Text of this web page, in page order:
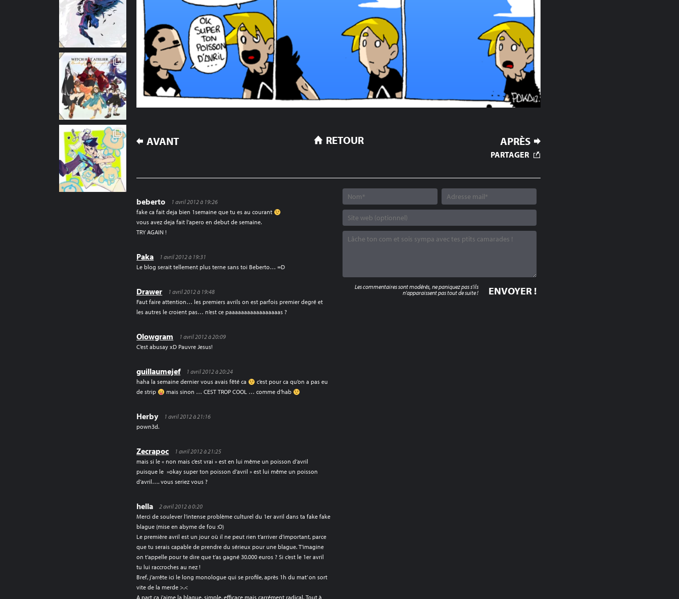
NAVIGATION
AVANT APRÈS
RETOUR
PARTAGER
beberto
1 avril 2012 à 19:26
fake ca fait deja bien 1semaine que tu es au courant
vous avez deja fait l’apero en debut de semaine.
TRY AGAIN !
Paka
1 avril 2012 à 19:31
Le blog serait tellement plus terne sans toi Beberto… =D
Drawer
1 avril 2012 à 19:48
Faut faire attention… les premiers avrils on est parfois premier degré et
les autres le croient pas… n’est ce paaaaaaaaaaaaaaaaas ?
Olowgram
1 avril 2012 à 20:09
C’est abusay xD Pauvre Jesus!
guillaumejef
1 avril 2012 à 20:24
haha la semaine dernier vous avais fêté ca
c’est pour ca qu’on a pas eu
de strip
mais sinon … CEST TROP COOL … comme d’hab
Herby
1 avril 2012 à 21:16
pown3d.
Zecrapoc
1 avril 2012 à 21:25
mais si le « non mais c’est vrai » est en lui même un poisson d’avril
puisque le »okay super ton poisson d’avril » est lui même un poisson
d’avril…. vous seriez vous ?
hella
2 avril 2012 à 0:20
Merci de soulever l’intense problème culturel du 1er avril dans ta fake fake
blague (mise en abyme de fou :O)
Le première avril est un jour où il ne peut rien t’arriver d’important, parce
que tu serais capable de prendre du sérieux pour une blague. T’imagine
on t’appelle pour te dire que t’as gagné 30.000 euros ? Si c’est le 1er avril
tu lui raccroches au nez !
Bref, j’arrête ici le long monologue qui se profile, après 1h du mat’ on sort
vite de la merde >.<
A part ça j'aime la blague, simple, efficace mais carrément radical. Tout à
Les commentaires sont modérés, ne paniquez pas s'ils
n'apparaissent pas tout de suite !